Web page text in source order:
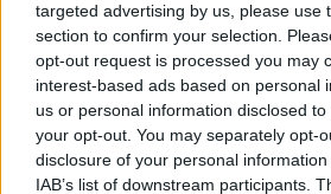
targeted advertising by us, please use
section to confirm your selection.
opt-out request is processed you may
interest-based ads based on personal
us or personal information disclosed
your opt-out. You may separately opt-
disclosure of your personal
IAB’s list of downstream participants.
AUTORE
AiAdhubMedia